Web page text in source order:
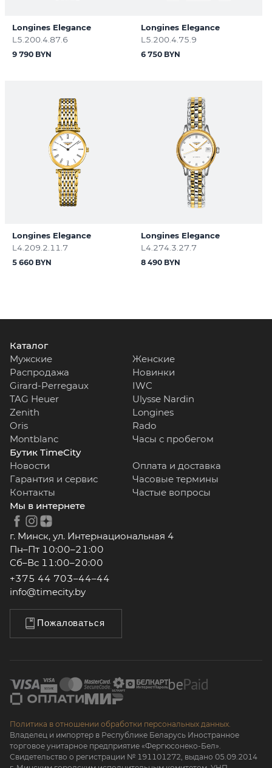
Longines Elegance
L5.200.4.87.6
9 790 BYN
Longines Elegance
L5.200.4.75.9
6 750 BYN
Longines Elegance
L4.209.2.11.7
5 660 BYN
Longines Elegance
L4.274.3.27.7
8 490 BYN
Каталог
Мужские
Женские
Распродажа
Новинки
Girard-Perregaux
IWC
TAG Heuer
Ulysse Nardin
Zenith
Longines
Oris
Rado
Montblanc
Часы с пробегом
Бутик TimeCity
Новости
Оплата и доставка
Гарантия и сервис
Часовые термины
Контакты
Частые вопросы
Мы в интернете
г. Минск, ул. Интернациональная 4
Пн–Пт 10:00–21:00
Сб–Вс 11:00–20:00
+375 44 703–44–44
info@timecity.by
Пожаловаться
Политика в отношении обработки персональных данных.
Владелец и импортер в Республике Беларусь Иностранное
торговое унитарное предприятие «Фергюсонеко-Бел».
Свидетельство о регистрации № 191101272, выдано 05.09.2014